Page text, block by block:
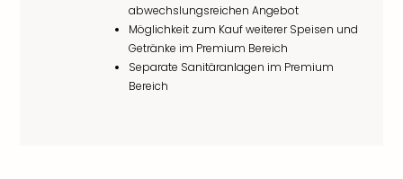
abwechslungsreichen Angebot
Möglichkeit zum Kauf weiterer Speisen und
Getränke im Premium Bereich
Separate Sanitäranlagen im Premium
Bereich